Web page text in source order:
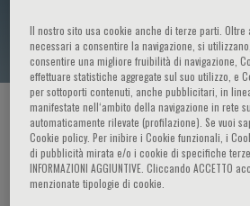
Jong-Won Ha
HOME PAGE / CORSI ED EVENTI /
Il nostro sito usa cookie anche di terze parti. Oltre
necessari a consentire la navigazione, si
consentire una migliore fruibilità di navigazione,
effettuare statistiche aggregate sul suo utilizzo, e
per sottoporti contenuti, anche pubblicitari, in
manifestate nell‘ambito della navigazione in rete
automaticamente rilevate (profilazione). Se vuoi
Cookie policy. Per inibire i Cookie funzionali, i
di pubblicità mirata e/o i cookie di specifiche
INFORMAZIONI AGGIUNTIVE. Cliccando ACCETTO
menzionate tipologie di cookie.